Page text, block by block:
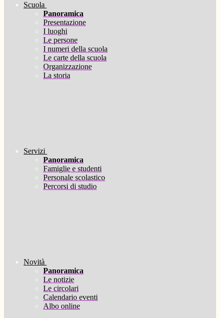
Scuola
Panoramica
Presentazione
I luoghi
Le persone
I numeri della scuola
Le carte della scuola
Organizzazione
La storia
Servizi
Panoramica
Famiglie e studenti
Personale scolastico
Percorsi di studio
Novità
Panoramica
Le notizie
Le circolari
Calendario eventi
Albo online